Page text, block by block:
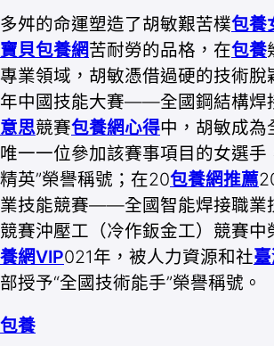
多舛的命運塑造了胡敏艱苦樸包養
寶貝包養網苦耐勞的品格，在包養
專業領域，胡敏憑借過硬的技術脫
年中國技能大賽——全國鋼結構焊
意思競賽包養網心得中，胡敏成為
唯一一位參加該賽事項目的女選手
精英”榮譽稱號；在20包養網推薦
業技能競賽——全國智能焊接職業
競賽沖壓工（冷作鈑金工）競賽中
養網VIP021年，被人力資源和社
部授予“全國技術能手”榮譽稱號。
包養